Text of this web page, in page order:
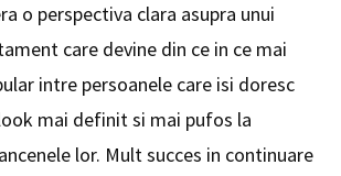
o perspectiva clara asupra unui
care devine din ce in ce mai
intre persoanele care isi doresc
mai definit si mai pufos la
lor. Mult succes in continuare